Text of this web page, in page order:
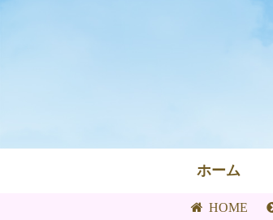
ホーム
HOME